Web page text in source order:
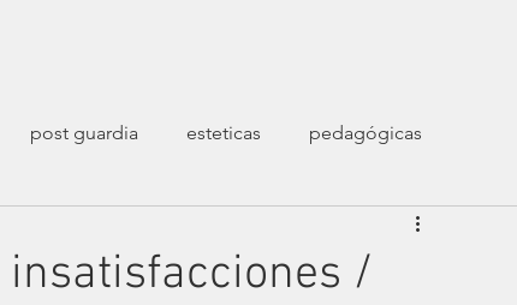
post guardia esteticas pedagógicas
/